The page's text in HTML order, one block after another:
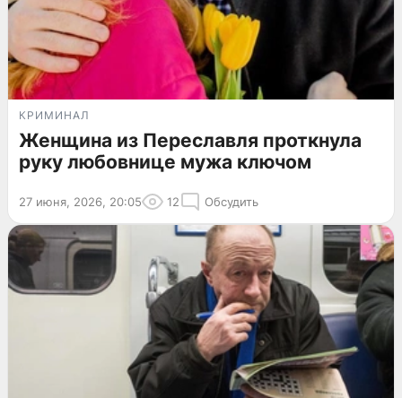
КРИМИНАЛ
Женщина из Переславля проткнула
руку любовнице мужа ключом
27 июня, 2026, 20:05 12 Обсудить